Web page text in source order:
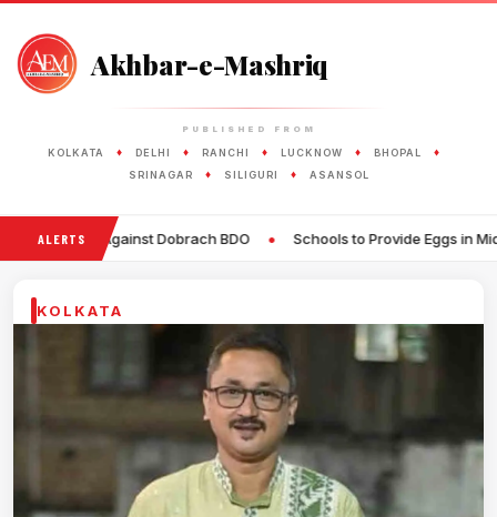
Akhbar-e-Mashriq
PUBLISHED FROM
KOLKATA ♦ DELHI ♦ RANCHI ♦ LUCKNOW ♦ BHOPAL ♦
SRINAGAR ♦ SILIGURI ♦ ASANSOL
ALERTS
Dobrach BDO • Schools to Provide Eggs in Mid-Day Meals
KOLKATA